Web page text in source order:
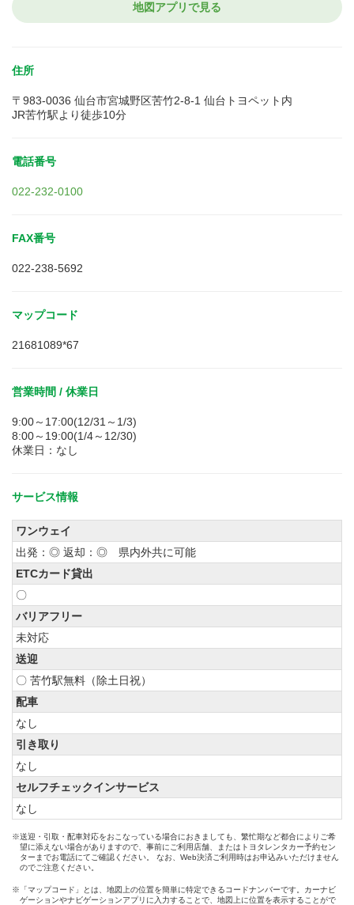
地図アプリで見る
住所
〒983-0036 仙台市宮城野区苦竹2-8-1 仙台トヨペット内
JR苦竹駅より徒歩10分
電話番号
022-232-0100
FAX番号
022-238-5692
マップコード
21681089*67
営業時間 / 休業日
9:00～17:00(12/31～1/3)
8:00～19:00(1/4～12/30)
休業日：なし
サービス情報
ワンウェイ
出発：◎ 返却：◎ 県内外共に可能
ETCカード貸出
〇
バリアフリー
未対応
送迎
〇 苦竹駅無料（除土日祝）
配車
なし
引き取り
なし
セルフチェックインサービス
なし
※送迎・引取・配車対応をおこなっている場合におきましても、繁忙期など都合によりご希
望に添えない場合がありますので、事前にご利用店舗、またはトヨタレンタカー予約セン
ターまでお電話にてご確認ください。 なお、Web決済ご利用時はお申込みいただけません
のでご注意ください。
※「マップコード」とは、地図上の位置を簡単に特定できるコードナンバーです。カーナビ
ゲーションやナビゲーションアプリに入力することで、地図上に位置を表示することがで